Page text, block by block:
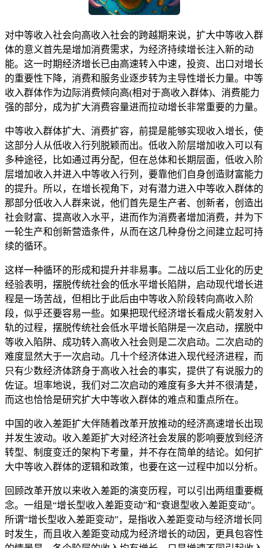
对中等收入社会向高收入社会的跨越期来说，扩大中等收入群
体的意义首先是增加消费需求，为经济持续增长注入新的动
能。这一时期经济增长已由高速转入中速，投资、出口对增长
的重要性下降，消费和服务业逐步转为主导性增长力量。中等
收入群体作为边际消费倾向高(相对于高收入群体)、消费能力
强的部分，成为扩大消费容量进而拉动增长非常重要的力量。
中等收入群体扩大、消费扩容，前提是能够实现收入增长，使
这部分人从低收入行列脱颖而出。低收入阶层增加收入可以有
多种途径，比如通过再分配，但在总体和长期层面，低收入阶
层增加收入并进入中等收入行列，要靠他们自身创造财富能力
的提升。所以，在增长视角下，对有潜力进入中等收入群体的
那部分低收入人群来说，他们首先是生产者、创新者，创造出
社会财富、提高收入水平，进而作为消费者增加消费，并为下
一轮生产和创新营造条件，从而在这几种身份之间建立起可持
续的循环。
这样一种循环的形成和提升并非易事。二战以后工业化的历史
经验表明，摆脱传统社会的低水平增长陷阱，启动现代增长进
程是一场苦战，但相比于此后由中等收入阶段转向高收入阶
段，似乎还要容易一些。如果把现代经济增长看成火箭发射入
轨的过程，摆脱传统社会低水平增长陷阱是一次启动，摆脱中
等收入陷阱、成功转入高收入社会则是二次启动。二次启动的
难度显然大于一次启动。几十个经济体进入现代经济进程，而
只有少数经济体跻身于高收入社会的事实，提供了有说服力的
佐证。坦率地说，我们对二次启动的难度有多大并不很清楚，
而这也恰恰是研究扩大中等收入群体的难点和重点所在。
中国的收入差距扩大伴随着改革开放推动的经济高速增长出现
并发生波动。收入差距扩大对经济社会发展的影响要放到经济
转型、制度变迁的架构下考量，并不存在简单的结论。如何扩
大中等收入群体的逻辑和政策，也要在这一过程中加以分析。
回顾改革开放以来收入差距的演变历程，可以引出两组重要概
念。一组是“增长型收入差距变动”和“衰退型收入差距变动”。
所谓“增长型收入差距变动”，是指收入差距变动与经济增长同
时发生，而且收入差距变动成为经济增长的动因，更具包容性